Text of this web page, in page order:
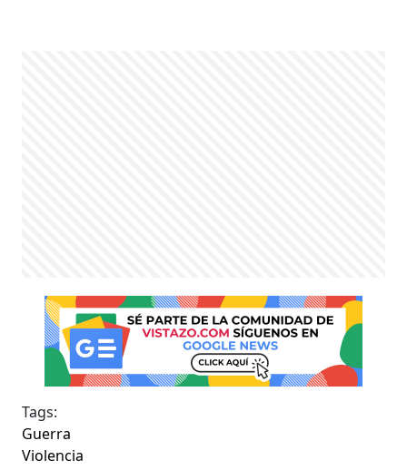
Tags:
Guerra
Violencia